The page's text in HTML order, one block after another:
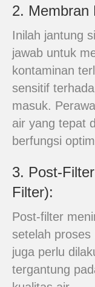
2. Membran
Inilah jantung
jawab untuk
kontaminan
sensitif
masuk.
air yang tepat
berfungsi
3. Post-
Filter):
Post-filter
setelah
juga perlu
tergantung